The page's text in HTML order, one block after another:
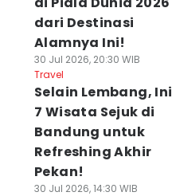
dari Destinasi
Alamnya Ini!
30 Jul 2026, 20:30 WIB
Travel
Selain Lembang, Ini
7 Wisata Sejuk di
Bandung untuk
Refreshing Akhir
Pekan!
30 Jul 2026, 14:30 WIB